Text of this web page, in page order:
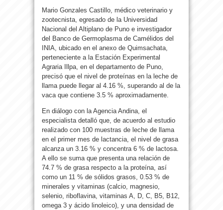
Mario Gonzales Castillo, médico veterinario y
zootecnista, egresado de la Universidad
Nacional del Altiplano de Puno e investigador
del Banco de Germoplasma de Camélidos del
INIA, ubicado en el anexo de Quimsachata,
perteneciente a la Estación Experimental
Agraria Illpa, en el departamento de Puno,
precisó que el nivel de proteínas en la leche de
llama puede llegar al 4.16 %, superando al de la
vaca que contiene 3.5 % aproximadamente.
En diálogo con la Agencia Andina, el
especialista detalló que, de acuerdo al estudio
realizado con 100 muestras de leche de llama
en el primer mes de lactancia, el nivel de grasa
alcanza un 3.16 % y concentra 6 % de lactosa.
A ello se suma que presenta una relación de
74.7 % de grasa respecto a la proteína, así
como un 11 % de sólidos grasos, 0.53 % de
minerales y vitaminas (calcio, magnesio,
selenio, riboflavina, vitaminas A, D, C, B5, B12,
omega 3 y ácido linoleico), y una densidad de